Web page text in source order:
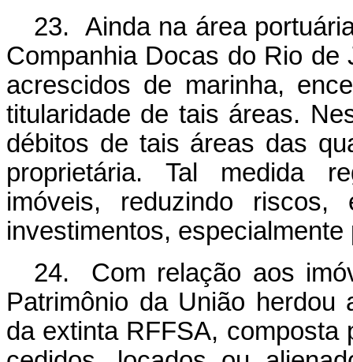
23. Ainda na área
Companhia Docas do Rio
acrescidos de marinha,
titularidade de tais áreas.
débitos de tais áreas das
proprietária. Tal medida
imóveis, reduzindo
investimentos,
24. Com relação aos
Patrimônio da União herdou
da extinta RFFSA, composta